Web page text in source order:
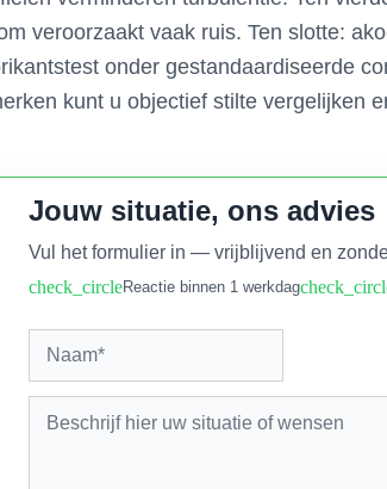
veroorzaakt vaak ruis. Ten slotte:
onder gestandaardiseerde
kunt u objectief stilte vergelijken
Jouw situatie, ons advies
Vul het formulier in — vrijblijvend en
check_circleReactie binnen 1 werkdag